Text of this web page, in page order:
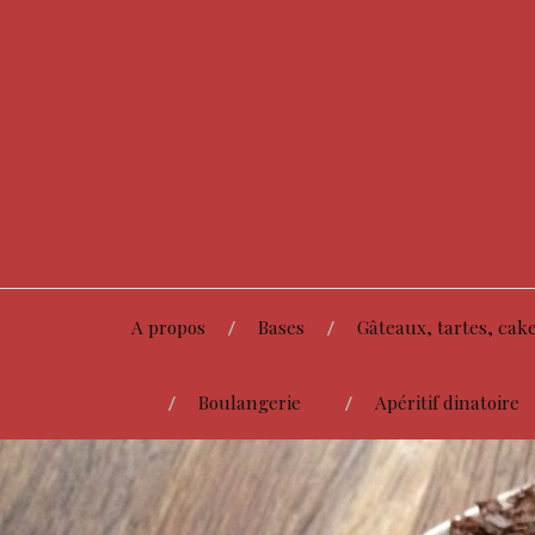
A propos Bases Gâteaux, tartes,
Boulangerie Apéritif dinatoire